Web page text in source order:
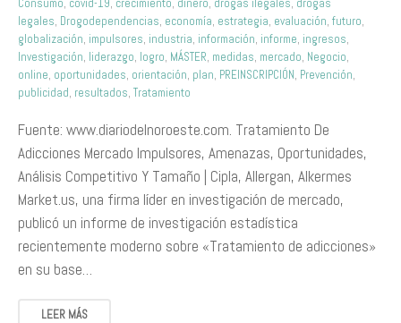
Consumo, covid-19, crecimiento, dinero, drogas ilegales, drogas
legales, Drogodependencias, economía, estrategia, evaluación, futuro,
globalización, impulsores, industria, información, informe, ingresos,
Investigación, liderazgo, logro, MÁSTER, medidas, mercado, Negocio,
online, oportunidades, orientación, plan, PREINSCRIPCIÓN, Prevención,
publicidad, resultados, Tratamiento
Fuente: www.diariodelnoroeste.com. Tratamiento De
Adicciones Mercado Impulsores, Amenazas, Oportunidades,
Análisis Competitivo Y Tamaño | Cipla, Allergan, Alkermes
Market.us, una firma líder en investigación de mercado,
publicó un informe de investigación estadística
recientemente moderno sobre «Tratamiento de adicciones»
en su base…
LEER MÁS